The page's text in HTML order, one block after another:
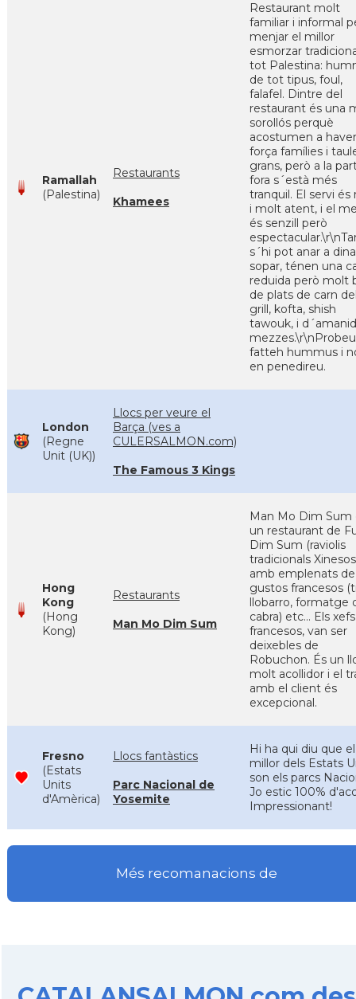
Ramallah
(Palestina)
Restaurants
Khamees
Restaurant molt
familiar i informal
menjar el millor
esmorzar
tot Palestina:
de tot tipus, foul,
falafel. Dintre del
restaurant és una
sorollós perquè
acostumen a
força famílies i
grans, però a la
fora s´està més
tranquil. El servi és
i molt atent, i el
és senzill però
s´hi pot anar a
sopar, ténen una
reduida però molt
de plats de carn
grill, kofta, shish
tawouk, i
fatteh hummus i
en penedireu.
London
(Regne
Unit (UK))
Llocs per veure el
Barça (ves a
CULERSALMON.com)
The Famous 3 Kings
Hong
Kong
(Hong
Kong)
Restaurants
Man Mo Dim Sum
Man Mo Dim Sum
un restaurant de
Dim Sum (raviolis
tradicionals
amb emplenats de
gustos francesos
llobarro, formatge
cabra) etc... Els
francesos, van ser
deixebles de
Robuchon. És un
molt acollidor i el
amb el client és
excepcional.
Fresno
(Estats
Units
d'Amèrica)
Llocs fantàstics
Parc Nacional de
Yosemite
Hi ha qui diu que el
millor dels Estats
son els parcs
Jo estic 100%
Impressionant!
Més recomanacions de